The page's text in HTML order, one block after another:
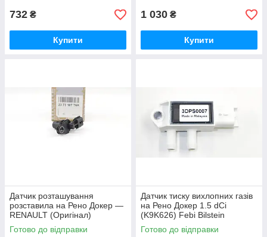
732 ₴
Купити
1 030 ₴
Купити
Датчик розташування
розставила на Рено Докер —
RENAULT (Оригінал)
237310976R
Готово до відправки
Датчик тиску вихлопних газів
на Рено Докер 1.5 dCi
(K9K626) Febi Bilstein
(Німеччина) 172031
Готово до відправки